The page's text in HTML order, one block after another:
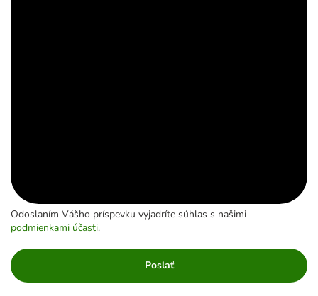
Odoslaním Vášho príspevku vyjadríte súhlas s našimi
podmienkami účasti.
Poslať